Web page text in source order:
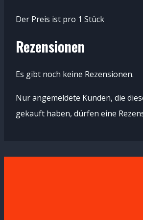
Der Preis ist pro 1 Stück
Rezensionen
Es gibt noch keine Rezensionen.
Nur angemeldete Kunden, die
gekauft haben, dürfen eine